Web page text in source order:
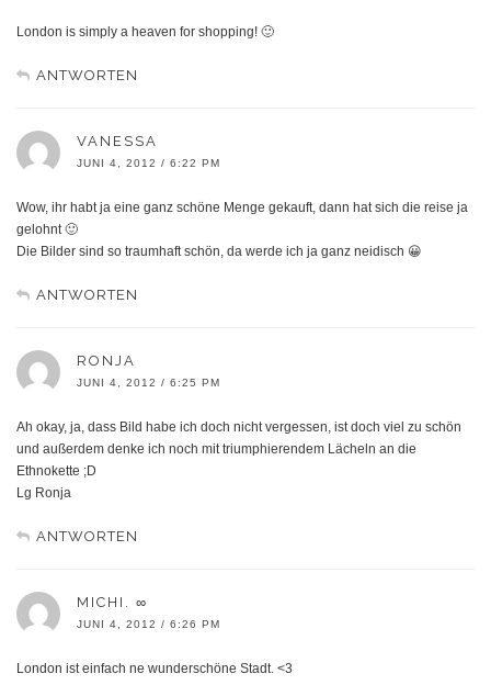
London is simply a heaven for shopping! 🙂
ANTWORTEN
VANESSA
JUNI 4, 2012 / 6:22 PM
Wow, ihr habt ja eine ganz schöne Menge gekauft, dann hat sich die reise ja
gelohnt 🙂
Die Bilder sind so traumhaft schön, da werde ich ja ganz neidisch 😀
ANTWORTEN
RONJA
JUNI 4, 2012 / 6:25 PM
Ah okay, ja, dass Bild habe ich doch nicht vergessen, ist doch viel zu schön
und außerdem denke ich noch mit triumphierendem Lächeln an die
Ethnokette ;D
Lg Ronja
ANTWORTEN
MICHI. ∞
JUNI 4, 2012 / 6:26 PM
London ist einfach ne wunderschöne Stadt. <3